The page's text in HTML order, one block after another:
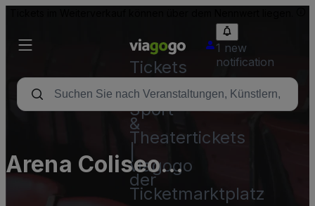
Tickets
-
Konzert-,
Sport-
&
Theatertickets
viagogo
der
Ticketmarktplatz
1 new
notification
Arena Coliseo
(Guadalajara)